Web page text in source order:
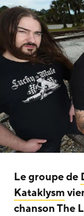
Le groupe de
Kataklysm
chanson The